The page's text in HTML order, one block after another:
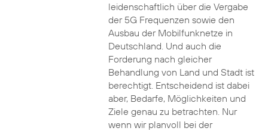
leidenschaftlich über die Vergabe
der 5G Frequenzen sowie den
Ausbau der Mobilfunknetze in
Deutschland. Und auch die
Forderung nach gleicher
Behandlung von Land und Stadt ist
berechtigt. Entscheidend ist dabei
aber, Bedarfe, Möglichkeiten und
Ziele genau zu betrachten. Nur
wenn wir planvoll bei der